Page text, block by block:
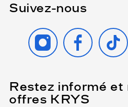
Suivez-nous
INSTAGRAMFACEBOOK
Restez informé et
offres KRYS
Name
(Ce
champ
est